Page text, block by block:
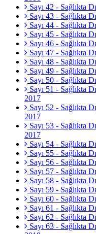
Sayı 42 - Sağlıkta
Sayı 43 - Sağlıkta
Sayı 44 - Sağlıkta
Sayı 45 - Sağlıkta
Sayı 46 - Sağlıkta
Sayı 47 - Sağlıkta
Sayı 48 - Sağlıkta
Sayı 49 - Sağlıkta
Sayı 50 - Sağlıkta
Sayı 51 - Sağlıkta
2017
Sayı 52 - Sağlıkta
2017
Sayı 53 - Sağlıkta
2017
Sayı 54 - Sağlıkta
Sayı 55 - Sağlıkta
Sayı 56 - Sağlıkta
Sayı 57 - Sağlıkta
Sayı 58 - Sağlıkta
Sayı 59 - Sağlıkta
Sayı 60 - Sağlıkta
Sayı 61 - Sağlıkta
Sayı 62 - Sağlıkta
Sayı 63 - Sağlıkta